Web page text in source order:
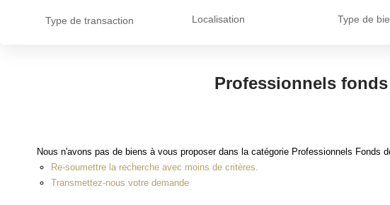
Type de transaction Localisation Type de
Professionnels
Nous n'avons pas de biens à vous proposer dans la catégorie Professionnels
Re-soumettre la recherche avec moins de critères.
Transmettez-nous votre demande